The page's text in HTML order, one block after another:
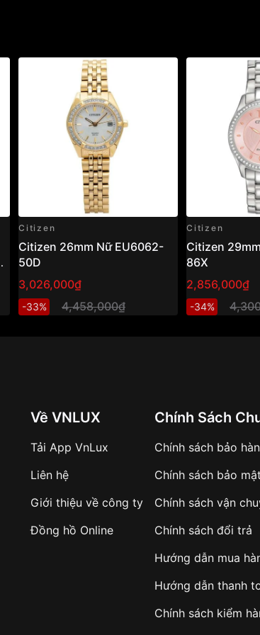
Citizen
Citizen 26mm Nữ EU6062-
50D
3,026,000₫
-33% 4,458,000₫
Citizen
Citizen
86X
2,856,000₫
-34%
Về VNLUX
Tải App VnLux
Liên hệ
Giới thiệu về công ty
Đồng hồ Online
Chính Sách
Chính sách bảo
Chính sách bảo mật
Chính sách vận
Chính sách đổi trả
Hướng dẫn mua
Hướng dẫn thanh
Chính sách kiểm